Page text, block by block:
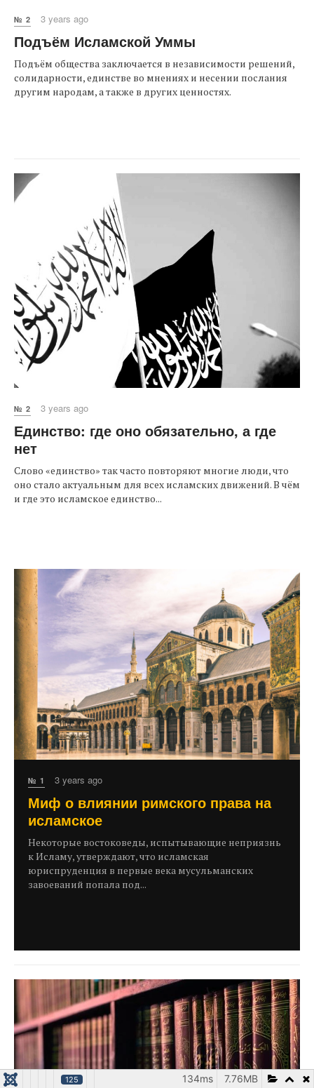
№ 2 3 years ago
Подъём Исламской Уммы
Подъём общества заключается в независимости решений,
солидарности, единстве во мнениях и несении послания
другим народам, а также в других ценностях.
№ 2 3 years ago
Единство: где оно обязательно, а где
нет
Слово «единство» так часто повторяют многие люди, что
оно стало актуальным для всех исламских движений. В чём
и где это исламское единство...
№ 1 3 years ago
Миф о влиянии римского права на
исламское
Некоторые востоковеды, испытывающие неприязнь
к Исламу, утверждают, что исламская
юриспруденция в первые века мусульманских
завоеваний попала под...
125 7.76MB
134ms